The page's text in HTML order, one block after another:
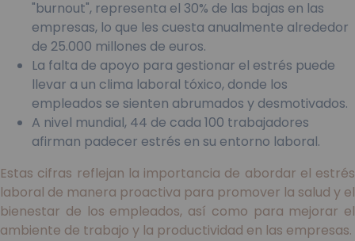
"burnout", representa el 30% de las bajas en las
empresas, lo que les cuesta anualmente alrededor
de 25.000 millones de euros.
La falta de apoyo para gestionar el estrés puede
llevar a un clima laboral tóxico, donde los
empleados se sienten abrumados y desmotivados.
A nivel mundial, 44 de cada 100 trabajadores
afirman padecer estrés en su entorno laboral.
Estas cifras reflejan la importancia de abordar el estrés
laboral de manera proactiva para promover la salud y el
bienestar de los empleados, así como para mejorar el
ambiente de trabajo y la productividad en las empresas.